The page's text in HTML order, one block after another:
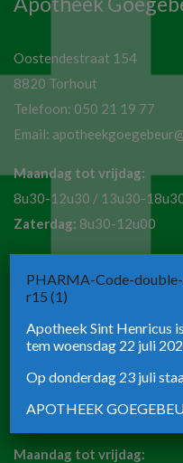
Oostendestraat 154
8820 Torhout
Telefoon: 050 21 19 77
Email:
Maandag tot vrijdag:
8u30-12u30 / 13u30-
Zaterdag: 8u30-12u00
Apotheek ST-
Rijksweg 39
Telefoon:
051 72 50 36
Email:
Maandag tot vrijdag:
PHARMA-Code-
r15 (1)
Apotheek Sint Henricus
tem woensdag 22 juli
Op donderdag 23 juli
APOTHEEK